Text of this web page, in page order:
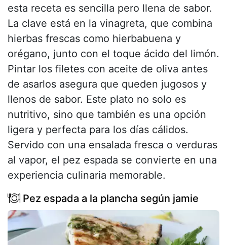
esta receta es sencilla pero llena de sabor.
La clave está en la vinagreta, que combina
hierbas frescas como hierbabuena y
orégano, junto con el toque ácido del limón.
Pintar los filetes con aceite de oliva antes
de asarlos asegura que queden jugosos y
llenos de sabor. Este plato no solo es
nutritivo, sino que también es una opción
ligera y perfecta para los días cálidos.
Servido con una ensalada fresca o verduras
al vapor, el pez espada se convierte en una
experiencia culinaria memorable.
Pez espada a la plancha según jamie